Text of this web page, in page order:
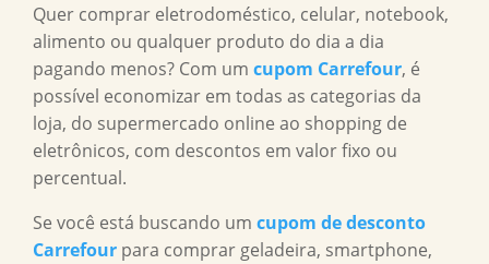
Quer comprar eletrodoméstico, celular, notebook,
alimento ou qualquer produto do dia a dia
pagando menos? Com um cupom Carrefour, é
possível economizar em todas as categorias da
loja, do supermercado online ao shopping de
eletrônicos, com descontos em valor fixo ou
percentual.
Se você está buscando um cupom de desconto
Carrefour para comprar geladeira, smartphone,